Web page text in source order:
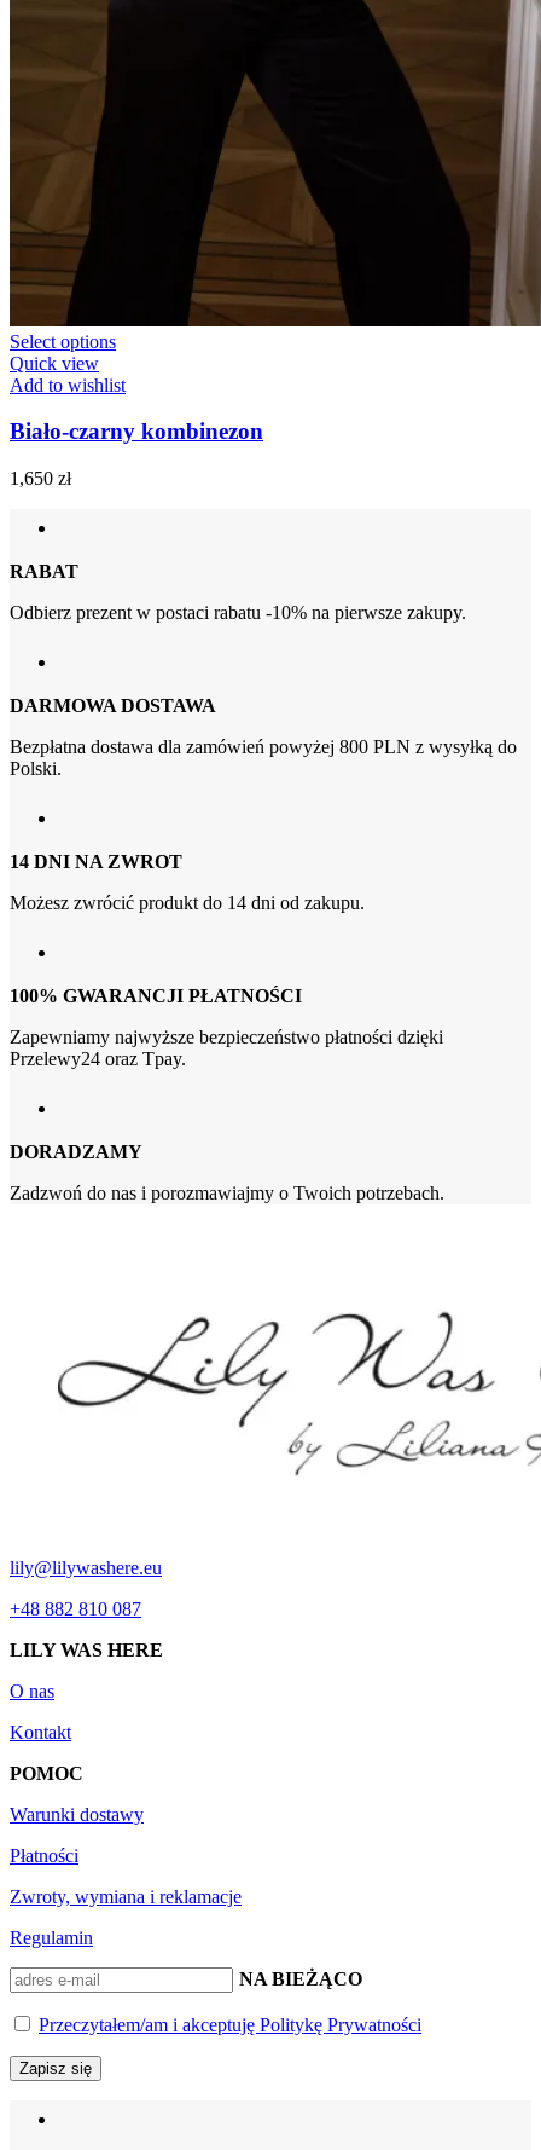
Select options
Quick view
Add to wishlist
Biało-czarny kombinezon
1,650 zł
RABAT
Odbierz prezent w postaci rabatu -10% na pierwsze zakupy.
DARMOWA DOSTAWA
Bezpłatna dostawa dla zamówień powyżej 800 PLN z wysyłką do
Polski.
14 DNI NA ZWROT
Możesz zwrócić produkt do 14 dni od zakupu.
100% GWARANCJI PŁATNOŚCI
Zapewniamy najwyższe bezpieczeństwo płatności dzięki
Przelewy24 oraz Tpay.
DORADZAMY
Zadzwoń do nas i porozmawiajmy o Twoich potrzebach.
lily@lilywashere.eu
+48 882 810 087
LILY WAS HERE
O nas
Kontakt
POMOC
Warunki dostawy
Płatności
Zwroty, wymiana i reklamacje
Regulamin
BĄDŹ NA BIEŻĄCO
Przeczytałem/am i akceptuję Politykę Prywatności